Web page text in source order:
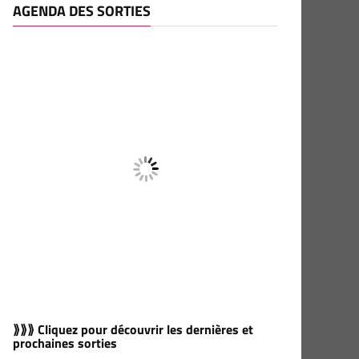
AGENDA DES SORTIES
⟫⟫⟫ Cliquez pour découvrir les dernières et
prochaines sorties